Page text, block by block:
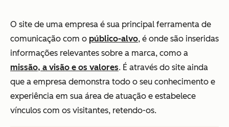
O site de uma empresa é sua principal ferramenta de
comunicação com o público-alvo, é onde são inseridas
informações relevantes sobre a marca, como a
missão, a visão e os valores. É através do site ainda
que a empresa demonstra todo o seu conhecimento e
experiência em sua área de atuação e estabelece
vínculos com os visitantes, retendo-os.